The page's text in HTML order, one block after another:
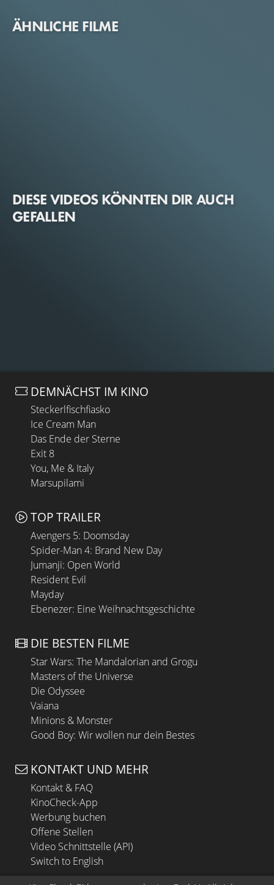
ÄHNLICHE FILME
DIESE VIDEOS KÖNNTEN DIR AUCH
GEFALLEN
DEMNÄCHST IM KINO
Steckerlfischfiasko
Ice Cream Man
Das Ende der Sterne
Exit 8
You, Me & Italy
Marsupilami
TOP TRAILER
Avengers 5: Doomsday
Spider-Man 4: Brand New Day
Jumanji: Open World
Resident Evil
Mayday
Ebenezer: Eine Weihnachtsgeschichte
DIE BESTEN FILME
Star Wars: The Mandalorian and Grogu
Masters of the Universe
Die Odyssee
Vaiana
Minions & Monster
Good Boy: Wir wollen nur dein Bestes
KONTAKT UND MEHR
Kontakt & FAQ
KinoCheck-App
Werbung buchen
Offene Stellen
Video Schnittstelle (API)
Switch to English